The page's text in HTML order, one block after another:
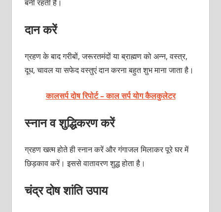
बनी रहती है।
दान करें
ग्रहण के बाद गरीबों, जरूरतमंदों या ब्राह्मण को अन्न, वस्त्र,
दूध, चावल या सफेद वस्तुएं दान करना बहुत शुभ माना जाता है।
कालसर्प दोष रिपोर्ट – काल सर्प योग कैलकुलेटर
स्नान व शुद्धिकरण करें
ग्रहण खत्म होते ही स्नान करें और गंगाजल मिलाकर पूरे घर में
छिड़काव करें। इससे वातावरण शुद्ध होता है।
चंद्र दोष शांति उपाय